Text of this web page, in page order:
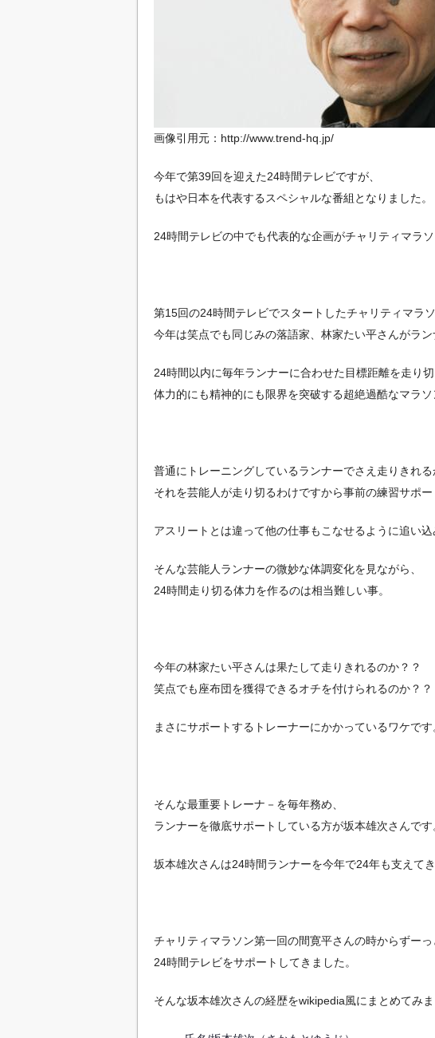
画像引用元：http://www.trend-hq.jp/
今年で第39回を迎えた24時間テレビですが、
もはや日本を代表するスペシャルな番組となりました。
24時間テレビの中でも代表的な企画がチャリティマラソ
第15回の24時間テレビでスタートしたチャリティマラソ
今年は笑点でも同じみの落語家、林家たい平さんがラン
24時間以内に毎年ランナーに合わせた目標距離を走り切
体力的にも精神的にも限界を突破する超絶過酷なマラソ
普通にトレーニングしているランナーでさえ走りきれる
それを芸能人が走り切るわけですから事前の練習サポー
アスリートとは違って他の仕事もこなせるように追い込
そんな芸能人ランナーの微妙な体調変化を見ながら、
24時間走り切る体力を作るのは相当難しい事。
今年の林家たい平さんは果たして走りきれるのか？？
笑点でも座布団を獲得できるオチを付けられるのか？？
まさにサポートするトレーナーにかかっているワケです
そんな最重要トレーナ－を毎年務め、
ランナーを徹底サポートしている方が坂本雄次さんです
坂本雄次さんは24時間ランナーを今年で24年も支えてき
チャリティマラソン第一回の間寛平さんの時からずーっ
24時間テレビをサポートしてきました。
そんな坂本雄次さんの経歴をwikipedia風にまとめてみま